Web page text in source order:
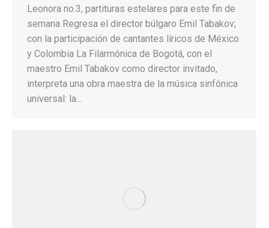
Leonora no.3, partituras estelares para este fin de
semana Regresa el director búlgaro Emil Tabakov;
con la participación de cantantes líricos de México
y Colombia La Filarmónica de Bogotá, con el
maestro Emil Tabakov como director invitado,
interpreta una obra maestra de la música sinfónica
universal: la…